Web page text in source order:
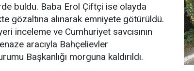
buldu. Baba Erol Çiftçi ise olayda
gözaltına alınarak emniyete götürüldü.
inceleme ve Cumhuriyet savcısının
aracıyla Bahçelievler
Başkanlığı morguna kaldırıldı.